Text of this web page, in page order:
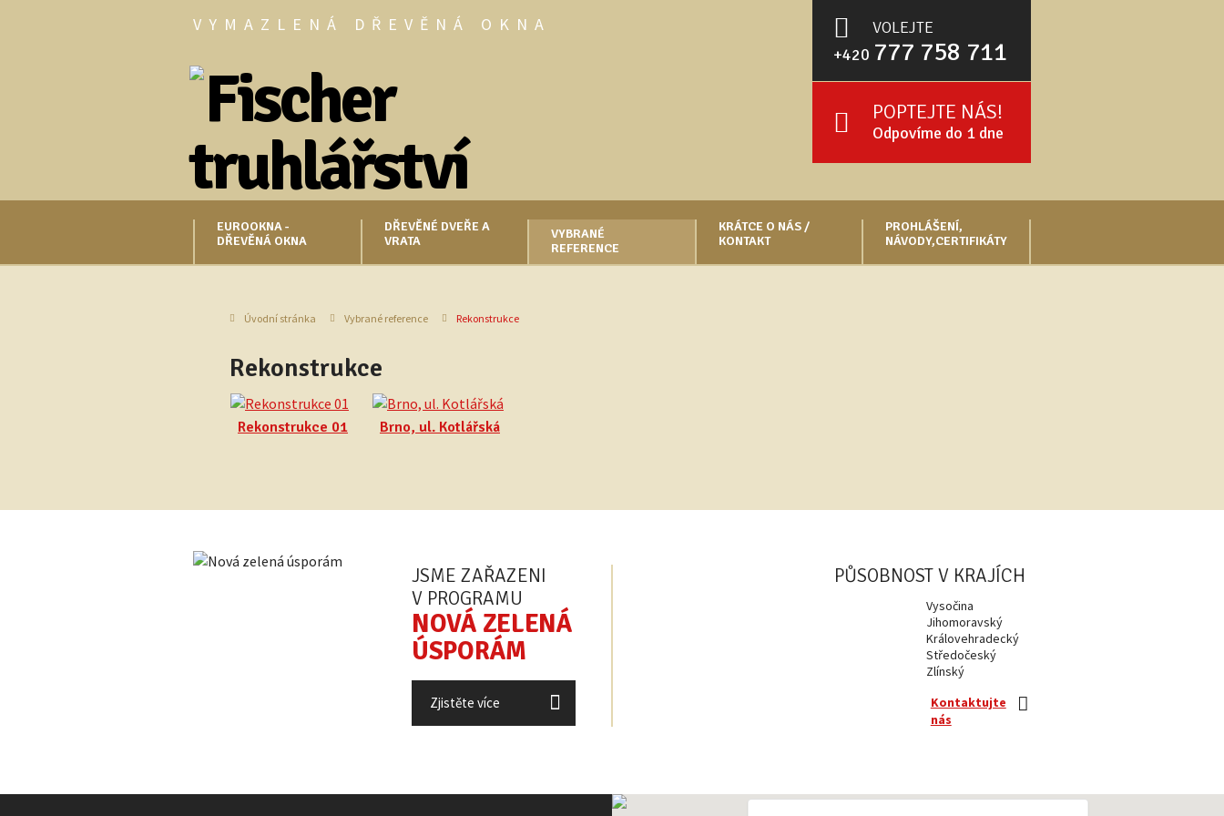
VYMAZLENÁ DŘEVĚNÁ OKNA
VOLEJTE
+420 777 758 711
POPTEJTE NÁS!
Odpovíme do 1 dne
EUROOKNA -
DŘEVĚNÁ OKNA
DŘEVĚNÉ DVEŘE A
VRATA
VYBRANÉ
REFERENCE
KRÁTCE O NÁS /
KONTAKT
PROHLÁŠENÍ,
NÁVODY,CERTIFIKÁTY
Úvodní stránka Vybrané reference Rekonstrukce
Rekonstrukce
Rekonstrukce 01 Brno, ul. Kotlářská
JSME ZAŘAZENI
V PROGRAMU
NOVÁ ZELENÁ
ÚSPORÁM
Zjistěte více
PŮSOBNOST V KRAJÍCH
Vysočina
Jihomoravský
Královehradecký
Středočeský
Zlínský
Kontaktujte
nás